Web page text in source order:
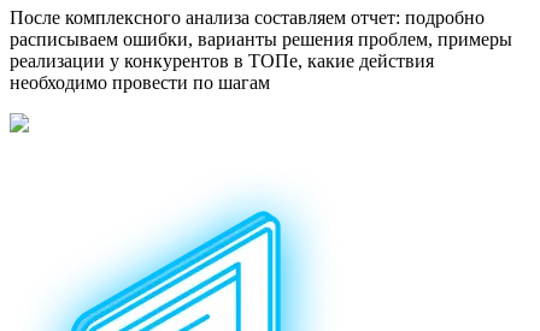
После комплексного анализа составляем отчет: подробно
расписываем ошибки, варианты решения проблем, примеры
реализации у конкурентов в ТОПе, какие действия
необходимо провести по шагам